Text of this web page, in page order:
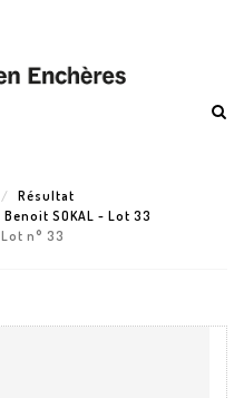
Résultat
Benoit SOKAL - Lot 33
Lot n° 33